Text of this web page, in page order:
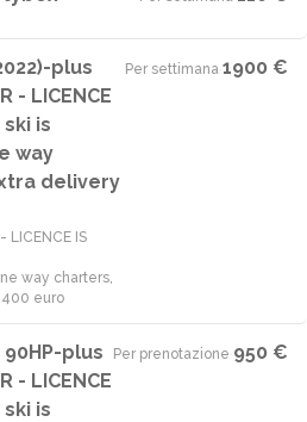
plus
- LICENCE
ski is
way
delivery
LICENCE IS
way charters,
euro
Per settimana·1900 €
90HP-plus
- LICENCE
ski is
Per prenotazione·950 €